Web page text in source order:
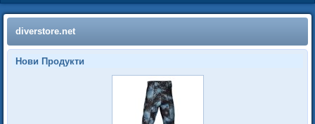
diverstore.net
Нови Продукти